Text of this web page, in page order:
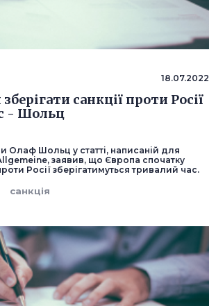
18.07.2022
санкції проти Росії
- Шольц
Олаф Шольц у статті, написаній для
заявив, що Європа спочатку
Росії зберігатимуться тривалий час.
санкція